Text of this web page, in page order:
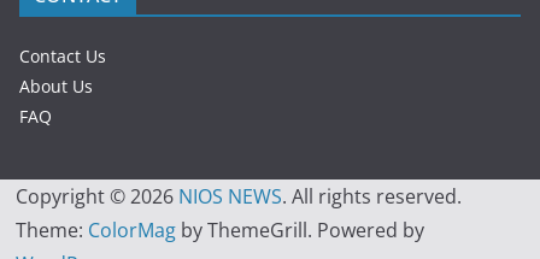
Contact Us
About Us
FAQ
Copyright © 2026 NIOS NEWS. All rights reserved.
Theme: ColorMag by ThemeGrill. Powered by